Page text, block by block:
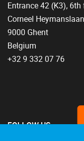
Entrance 42 (K3), 6th
Corneel
9000 Ghent
Belgium
+32 9 332 07 76
FOLLOW US